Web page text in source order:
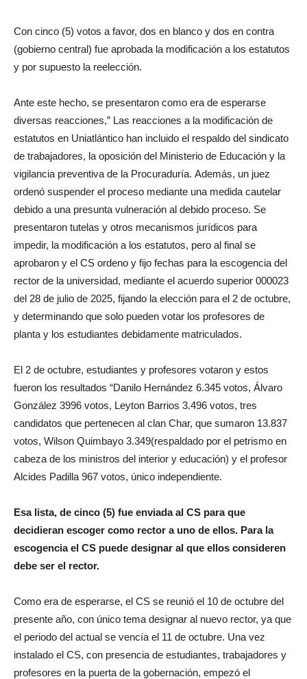
Con cinco (5) votos a favor, dos en blanco y dos en contra
(gobierno central) fue aprobada la modificación a los estatutos
y por supuesto la reelección.
Ante este hecho, se presentaron como era de esperarse
diversas reacciones,” Las reacciones a la modificación de
estatutos en Uniatlántico han incluido el respaldo del sindicato
de trabajadores, la oposición del Ministerio de Educación y la
vigilancia preventiva de la Procuraduría. Además, un juez
ordenó suspender el proceso mediante una medida cautelar
debido a una presunta vulneración al debido proceso. Se
presentaron tutelas y otros mecanismos jurídicos para
impedir, la modificación a los estatutos, pero al final se
aprobaron y el CS ordeno y fijo fechas para la escogencia del
rector de la universidad, mediante el acuerdo superior 000023
del 28 de julio de 2025, fijando la elección para el 2 de octubre,
y determinando que solo pueden votar los profesores de
planta y los estudiantes debidamente matriculados.
El 2 de octubre, estudiantes y profesores votaron y estos
fueron los resultados “Danilo Hernández 6.345 votos, Álvaro
González 3996 votos, Leyton Barrios 3.496 votos, tres
candidatos que pertenecen al clan Char, que sumaron 13.837
votos, Wilson Quimbayo 3.349(respaldado por el petrismo en
cabeza de los ministros del interior y educación) y el profesor
Alcides Padilla 967 votos, único independiente.
Esa lista, de cinco (5) fue enviada al CS para que
decidieran escoger como rector a uno de ellos. Para la
escogencia el CS puede designar al que ellos consideren
debe ser el rector.
Como era de esperarse, el CS se reunió el 10 de octubre del
presente año, con único tema designar al nuevo rector, ya que
el periodo del actual se vencía el 11 de octubre. Una vez
instalado el CS, con presencia de estudiantes, trabajadores y
profesores en la puerta de la gobernación, empezó el